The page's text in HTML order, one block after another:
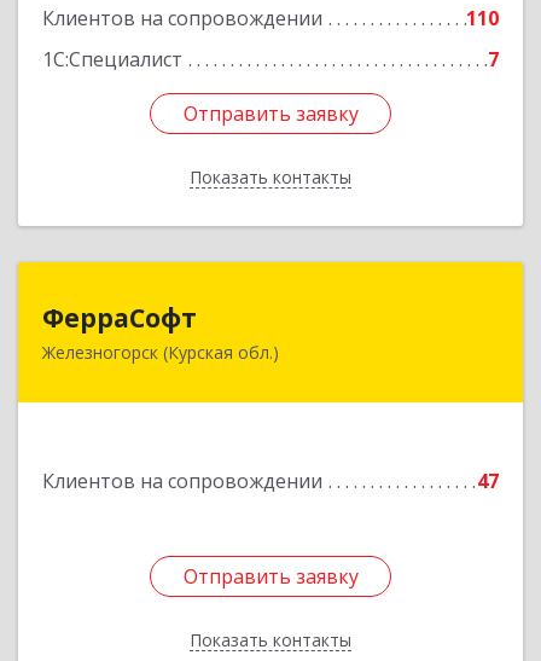
Клиентов на сопровождении
110
1С:Специалист
7
Отправить заявку
Показать контакты
Отправить заявку
Назад
ФерраСофт
Железногорск (Курская обл.)
Клиентов на сопровождении 47
Отправить заявку
Показать контакты
307179, Курская обл, Железногорск г, Ленина ул,
Отправить заявку
Назад